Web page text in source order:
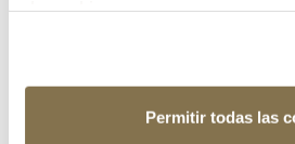
Permitir todas las